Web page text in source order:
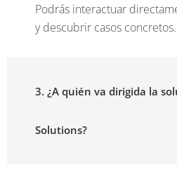
Podrás interactuar
y descubrir casos concretos.
3. ¿A quién va dirigida la
Solutions?